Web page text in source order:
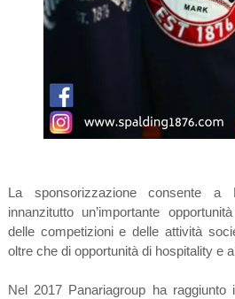
La sponsorizzazione consente a
innanzitutto un’importante
delle competizioni e delle attività
oltre che di opportunità di hospitality e
Nel 2017 Panariagroup ha